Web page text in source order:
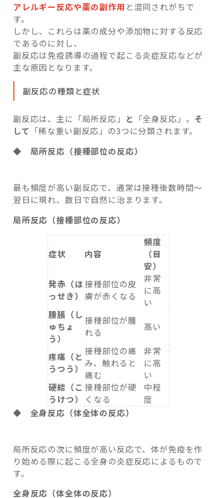
アレルギー反応や薬の副作用 と混同されがちで
す。
しかし、これらは薬の成分や添加物に対する反応
であるのに対し、
副反応は免疫誘導の過程で起こる炎症反応などが
主な原因となります。
副反応の種類と症状
副反応は、主に「局所反応」 と 「全身反応」。 そ
して 「稀な重い副反応」の3つに分類されます。
◆ 局所反応（接種部位の反応）
最も頻度が高い副反応で、通常は接種後数時間～
翌日に現れ、数日で自然に治まります。
局所反応（接種部位の反応）
症状 内容
頻度
（目
安）
発赤（ほ
っせき）
接種部位の皮
膚が赤くなる
非常
に高
い
腫脹（し
ゅちょ
う）
接種部位が腫
れる
高い
疼痛（と
うつう）
接種部位の痛
み、触れると
痛む
非常
に高
い
硬結（こ
うけつ）
接種部位が硬
くなる
中程
度
◆ 全身反応（体全体の反応）
局所反応の次に頻度が高い反応で、体が免疫を作
り始める際に起こる全身の炎症反応によるもので
す。
全身反応（体全体の反応）